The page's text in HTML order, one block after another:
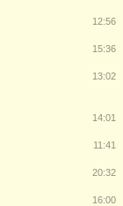
12:56
15:36
13:02
14:01
11:41
20:32
16:00